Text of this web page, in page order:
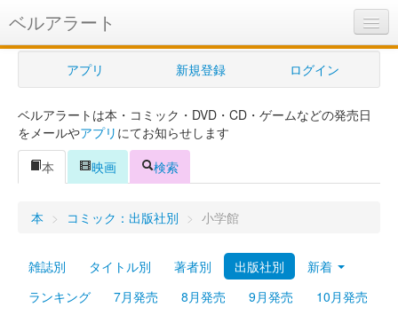
ベルアラート
ベルアラートとは
ヘルプ
新規登録
ログイン
Myシェルフ
プレミアム
アプリ 新規登録 ログイン
ベルアラートは本・コミック・DVD・CD・ゲームなどの発売日
をメールやアプリ にてお知らせします
本
映画 検索
本 > コミック：出版社別 > 小学館
雑誌別 タイトル別 著者別 出版社別
新着
ランキング
7月発売 8月発売 9月発売 10月発売